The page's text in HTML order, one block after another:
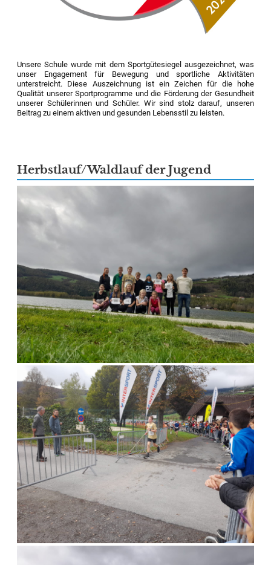
Unsere Schule wurde mit dem Sportgütesiegel ausgezeichnet, was
unser Engagement für Bewegung und sportliche Aktivitäten
unterstreicht. Diese Auszeichnung ist ein Zeichen für die hohe
Qualität unserer Sportprogramme und die Förderung der Gesundheit
unserer Schülerinnen und Schüler. Wir sind stolz darauf, unseren
Beitrag zu einem aktiven und gesunden Lebensstil zu leisten.
Herbstlauf/Waldlauf der Jugend